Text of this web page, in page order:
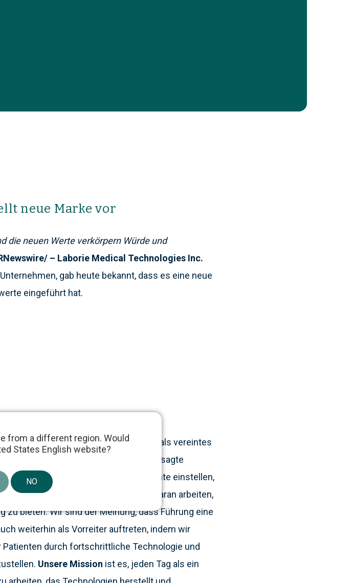
neue Marke vor
die neuen Werte verkörpern Würde und
– Laborie Medical Technologies Inc.
gab heute bekannt, dass es eine neue
eingeführt hat.
„Unsere Visionist es, so als vereintes
und morgen ausbauen wollen“, sagte
„Wir werden weiterhin die besten Talente einstellen,
erwerben und kontinuierlich daran arbeiten,
bieten. Wir sind der Meinung, dass Führung eine
weiterhin als Vorreiter auftreten, indem wir
durch fortschrittliche Technologie und
Unsere Mission ist es, jeden Tag als ein
from a different region. Would
States English website?
NO